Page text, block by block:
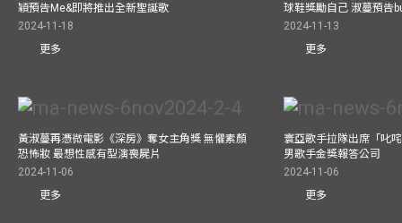
穎預告Me&即將推出全新聖誕歌
2024-11-18
更多
球鞋獎勵自己 淑蔓預告
2024-11-13
更多
黃淑蔓再憑微電影《深房》奪女主角獎 無懼素顏
恐怖妝 最想性感有型演喪屍片
2024-11-06
更多
寰亞歌手拉隊出席「叱
男歌手金獎報答公司
2024-11-06
更多